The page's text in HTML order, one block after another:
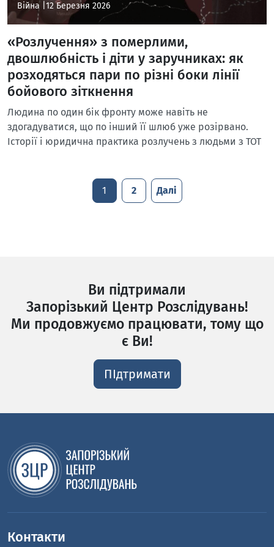
Війна | 12 Березня 2026
«Розлучення» з померлими,
двошлюбність і діти у заручниках: як
розходяться пари по різні боки лінії
бойового зіткнення
Людина по один бік фронту може навіть не
здогадуватися, що по інший її шлюб уже розірвано.
Історії і юридична практика розлучень з людьми з ТОТ
1 2 Далі
Ви підтримали
Запорізький Центр Розслідувань!
Ми продовжуємо працювати, тому що
є Ви!
ПІдтримати
Контакти